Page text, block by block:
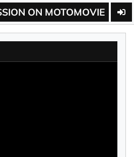
ON MOTOMOVIE